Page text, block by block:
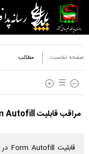
صفحه نخست مطالب
مراقب قابلیت Form Autofill باشید!